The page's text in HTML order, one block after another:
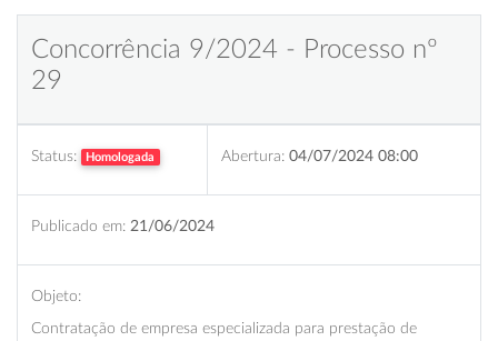
Concorrência 9/2024 - Processo nº
29
Status: Homologada Abertura: 04/07/2024 08:00
Publicado em: 21/06/2024
Objeto:
Contratação de empresa especializada para prestação de